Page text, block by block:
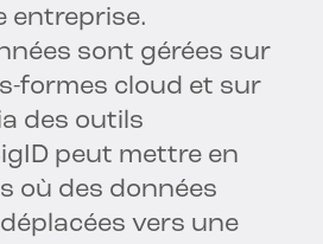
entreprise.
sont gérées sur
formes cloud et sur
des outils
peut mettre en
où des données
vers une